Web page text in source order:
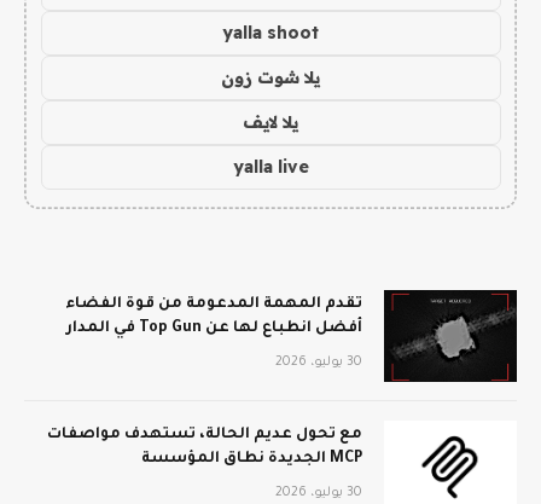
yalla shoot
يلا شوت زون
يلا لايف
yalla live
تقدم المهمة المدعومة من قوة الفضاء
أفضل انطباع لها عن Top Gun في المدار
30 يوليو، 2026
مع تحول عديم الحالة، تستهدف مواصفات
MCP الجديدة نطاق المؤسسة
30 يوليو، 2026